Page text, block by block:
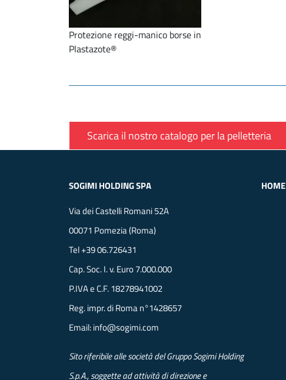
Protezione reggi-manico borse in
Plastazote®
Scarica il nostro catalogo per la pelletteria
SOGIMI HOLDING SPA
Via dei Castelli Romani 52A
00071 Pomezia (Roma)
Tel+39 06.726431
Cap. Soc. I. v. Euro 7.000.000
P.IVA e C.F. 18278941002
Reg. impr. di Roma n°1428657
Email:info@sogimi.com
Sito riferibile alle società del Gruppo Sogimi Holding
S.p.A., soggette ad attività di direzione e
HOME